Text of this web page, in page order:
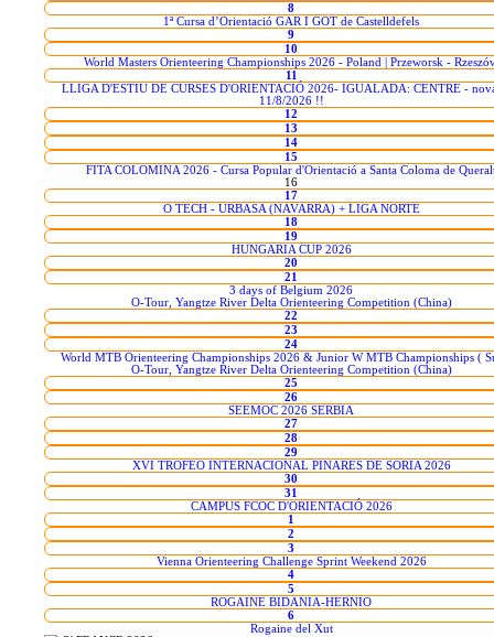
8
1ª Cursa d’Orientació GAR I GOT de Castelldefels
9
10
World Masters Orienteering Championships 2026 - Poland | Przeworsk -
11
LLIGA D'ESTIU DE CURSES D'ORIENTACIÓ 2026- IGUALADA: CENTRE -
11/8/2026 !!
12
13
14
15
FITA COLOMINA 2026 - Cursa Popular d'Orientació a Santa Coloma de
16
17
O TECH - URBASA (NAVARRA) + LIGA NORTE
18
19
HUNGARIA CUP 2026
20
21
3 days of Belgium 2026
O-Tour, Yangtze River Delta Orienteering Competition (China)
22
23
24
World MTB Orienteering Championships 2026 & Junior W MTB Championships (
O-Tour, Yangtze River Delta Orienteering Competition (China)
25
26
SEEMOC 2026 SERBIA
27
28
29
XVI TROFEO INTERNACIONAL PINARES DE SORIA 2026
30
31
CAMPUS FCOC D'ORIENTACIÓ 2026
1
2
3
Vienna Orienteering Challenge Sprint Weekend 2026
4
5
ROGAINE BIDANIA-HERNIO
6
Rogaine del Xut